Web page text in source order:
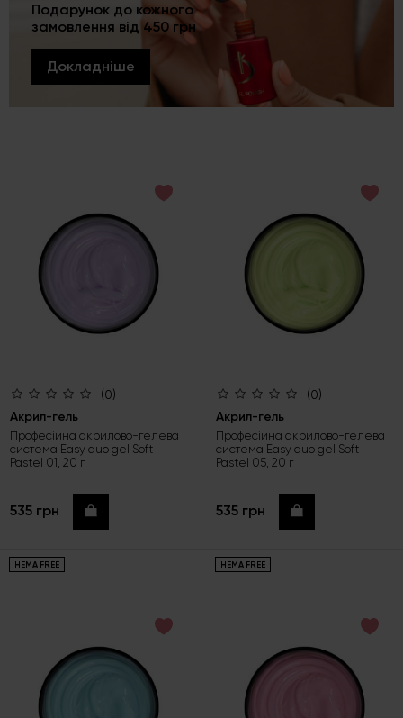
Подарунок до кожного
замовлення від 450 грн
Докладніше
(0)
Акрил-гель
Професійна акрилово-гелева
система Easy duo gel Soft
Pastel 01, 20 г
535 грн Купити
(0)
Акрил-гель
Професійна акрилово-гелева
система Easy duo gel Soft
Pastel 05, 20 г
535 грн Купити
HEMA FREE HEMA FREE